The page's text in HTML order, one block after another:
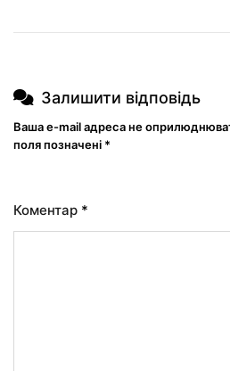
Залишити відповідь
Ваша e-mail адреса не
поля позначені *
Коментар *